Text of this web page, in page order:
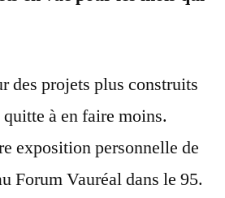
des projets plus construits
à en faire moins.
exposition personnelle de
Forum Vauréal dans le 95.